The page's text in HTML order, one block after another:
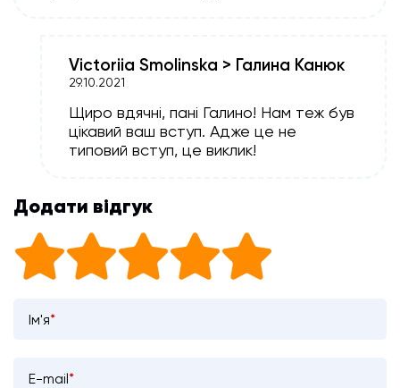
Victoriia Smolinska > Галина Канюк
29.10.2021
Щиро вдячні, пані Галино! Нам теж був
цікавий ваш вступ. Адже це не
типовий вступ, це виклик!
Додати відгук
Ім'я*
E-mail*